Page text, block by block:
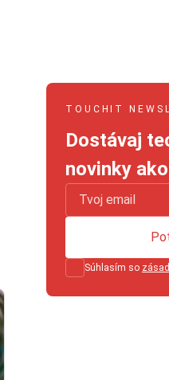
TOUCHIT
Dostávaj
novinky
Súhlasím so